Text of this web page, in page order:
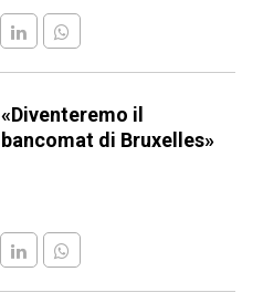
«Diventeremo il
bancomat di Bruxelles»